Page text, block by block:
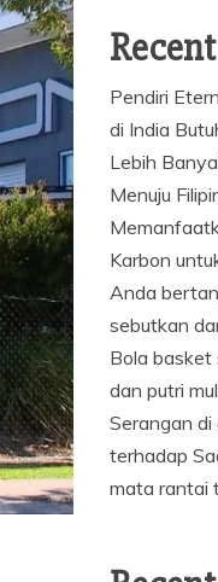
Pendiri
di India
Lebih
Menuju
Karbon
Anda
sebutkan
Bola basket
dan putri
Serangan di
terhadap
mata rantai